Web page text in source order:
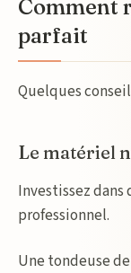
Comment
parfait
Quelques
Le matériel
Investissez
professionnel.
Une tondeuse